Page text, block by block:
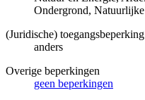
Ondergrond,
(Juridische) toegangsbeperking
anders
Overige beperkingen
geen beperkingen